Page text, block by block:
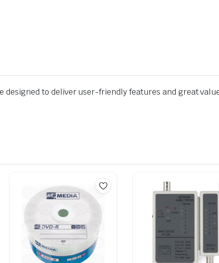
designed to deliver user-friendly features and great